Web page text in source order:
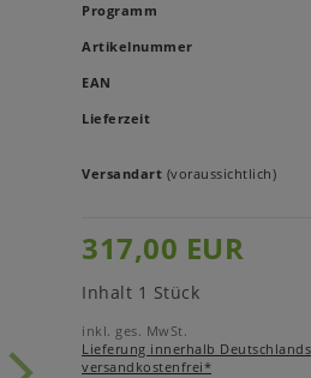
Programm
Artikelnummer
EAN
Lieferzeit
Versandart (voraussichtlich)
317,00 EUR
Inhalt 1 Stück
inkl. ges. MwSt.
Lieferung innerhalb Deutschlands
versandkostenfrei*